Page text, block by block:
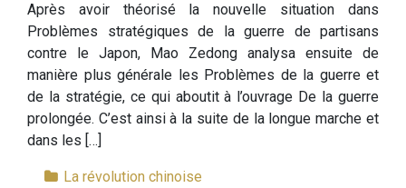
Après avoir théorisé la nouvelle situation dans
Problèmes stratégiques de la guerre de partisans
contre le Japon, Mao Zedong analysa ensuite de
manière plus générale les Problèmes de la guerre et
de la stratégie, ce qui aboutit à l’ouvrage De la guerre
prolongée. C’est ainsi à la suite de la longue marche et
dans les […]
La révolution chinoise